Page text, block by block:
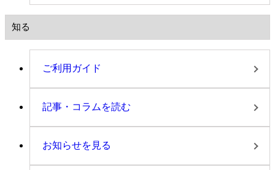
知る
ご利用ガイド
記事・コラムを読む
お知らせを見る